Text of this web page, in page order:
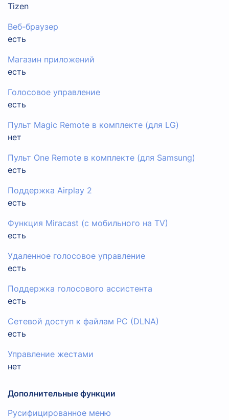
Tizen
Веб-браузер
есть
Магазин приложений
есть
Голосовое управление
есть
Пульт Magic Remote в комплекте (для LG)
нет
Пульт One Remote в комплекте (для Samsung)
есть
Поддержка Airplay 2
есть
Функция Miracast (с мобильного на TV)
есть
Удаленное голосовое управление
есть
Поддержка голосового ассистента
есть
Сетевой доступ к файлам PC (DLNA)
есть
Управление жестами
нет
Дополнительные функции
Русифицированное меню